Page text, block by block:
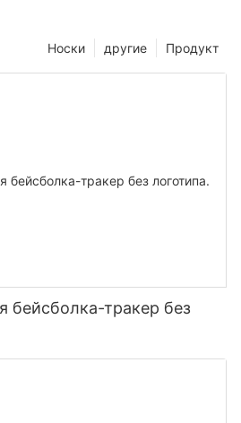
Продукт
другие
Носки
бейсболка-тракер без